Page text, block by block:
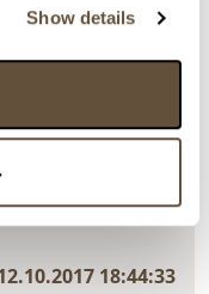
Show details
18:44:33